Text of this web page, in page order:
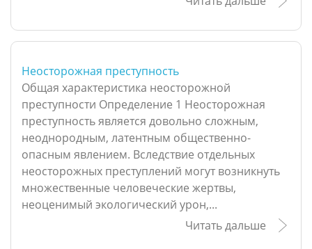
Неосторожная преступность
Общая характеристика неосторожной
преступности Определение 1 Неосторожная
преступность является довольно сложным,
неоднородным, латентным общественно-
опасным явлением. Вследствие отдельных
неосторожных преступлений могут возникнуть
множественные человеческие жертвы,
неоценимый экологический урон,...
Читать дальше